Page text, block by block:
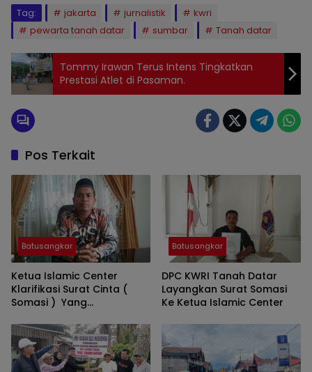
Tag: jakarta jurnalistik
kwri
pewarta tanah datar
sumbar Tanah datar
Tommy Irawan Terus Intens Tingkatkan
Prestasi Atlet di Pasaman.
Pos Terkait
Batusangkar
Ketua Islamic Center
Klarifikasi Surat Cinta (
Somasi ) Yang
Tanah Datar
Batusangkar
DPC KWRI Tanah Datar
Layangkan Surat Somasi
Ke Ketua Islamic Center